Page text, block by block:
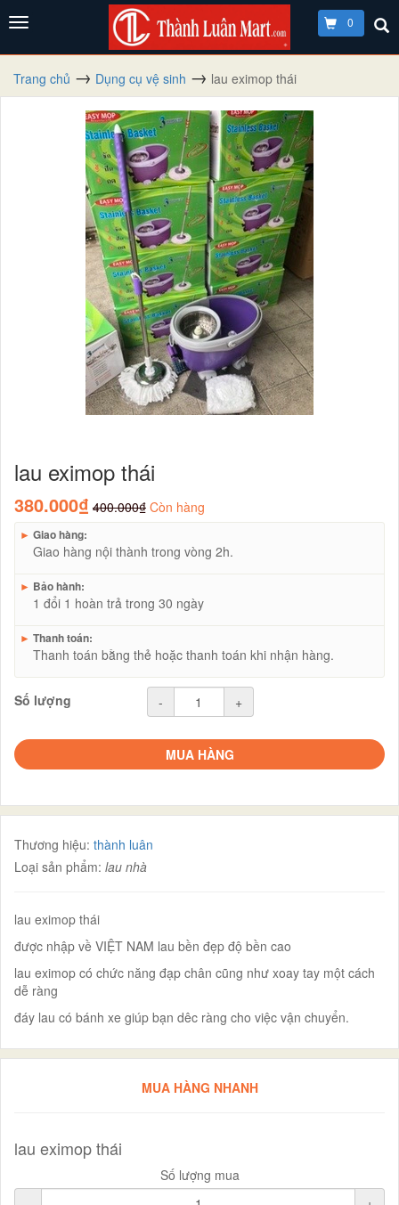
0
Trang chủ Dụng cụ vệ sinh lau eximop thái
lau eximop thái
380.000₫ 400.000₫ Còn hàng
► Giao hàng:
Giao hàng nội thành trong vòng 2h.
► Bảo hành:
1 đổi 1 hoàn trả trong 30 ngày
► Thanh toán:
Thanh toán bằng thẻ hoặc thanh toán khi nhận hàng.
Số lượng - +
MUA HÀNG
Thương hiệu: thành luân
Loại sản phẩm: lau nhà
lau eximop thái
được nhập về VIỆT NAM lau bền đẹp độ bền cao
lau eximop có chức năng đạp chân cũng như xoay tay một cách
dễ ràng
đáy lau có bánh xe giúp bạn dêc ràng cho việc vận chuyển.
MUA HÀNG NHANH
lau eximop thái
Số lượng mua